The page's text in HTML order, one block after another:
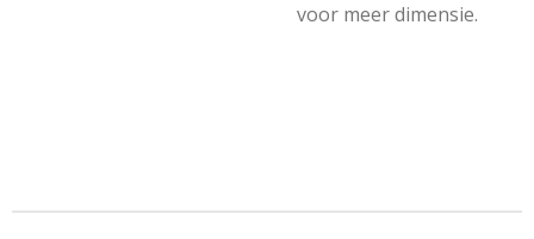
voor meer dimensie.